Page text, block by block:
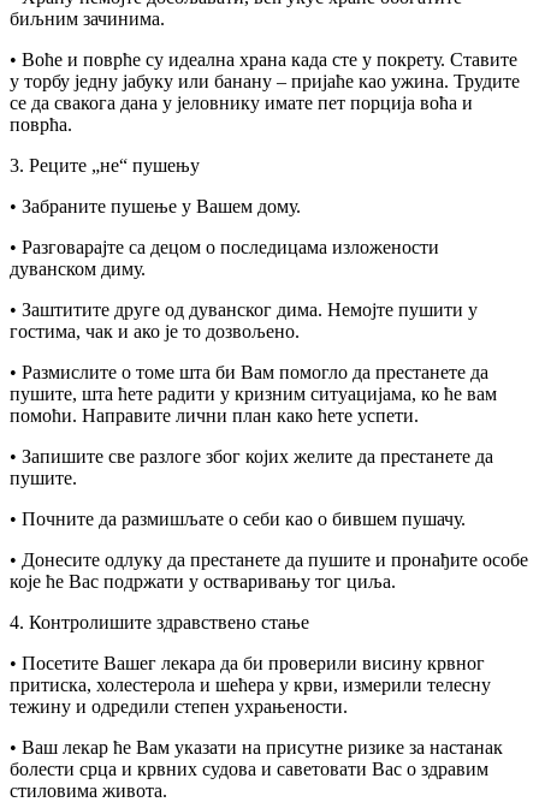
биљним зачинима.
• Воће и поврће су идеална храна када сте у покрету. Ставите
у торбу једну јабуку или банану – пријаће као ужина. Трудите
се да свакога дана у јеловнику имате пет порција воћа и
поврћа.
3. Реците „не“ пушењу
• Забраните пушење у Вашем дому.
• Разговарајте са децом о последицама изложености
дуванском диму.
• Заштитите друге од дуванског дима. Немојте пушити у
гостима, чак и ако је то дозвољено.
• Размислите о томе шта би Вам помогло да престанете да
пушите, шта ћете радити у кризним ситуацијама, ко ће вам
помоћи. Направите лични план како ћете успети.
• Запишите све разлоге због којих желите да престанете да
пушите.
• Почните да размишљате о себи као о бившем пушачу.
• Донесите одлуку да престанете да пушите и пронађите особе
које ће Вас подржати у остваривању тог циља.
4. Контролишите здравствено стање
• Посетите Вашег лекара да би проверили висину крвног
притиска, холестерола и шећера у крви, измерили телесну
тежину и одредили степен ухрањености.
• Ваш лекар ће Вам указати на присутне ризике за настанак
болести срца и крвних судова и саветовати Вас о здравим
стиловима живота.